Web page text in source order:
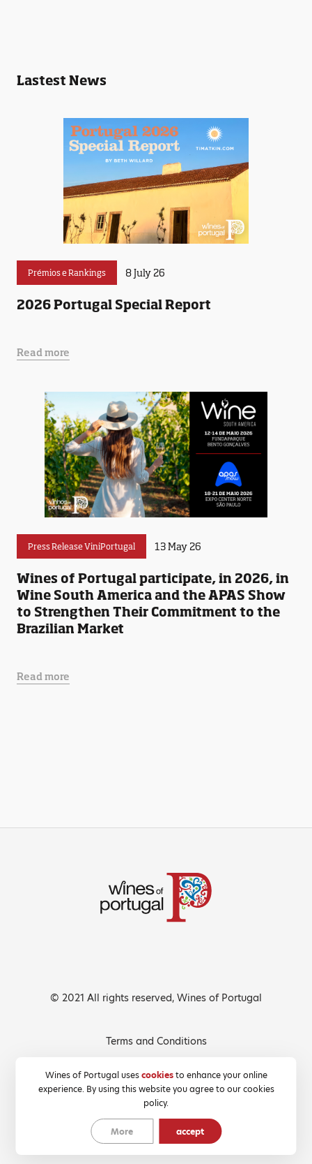
Lastest News
Prémios e Rankings 8 July 26
2026 Portugal Special Report
Read more
Press Release ViniPortugal 13 May 26
Wines of Portugal participate, in 2026, in
Wine South America and the APAS Show
to Strengthen Their Commitment to the
Brazilian Market
Read more
Wines of Portugal usescookiesto enhance your online
experience. By using this website you agree to our cookies
policy.
More accept
© 2021 All rights reserved, Wines of Portugal
Terms and Conditions
Cookies Policy